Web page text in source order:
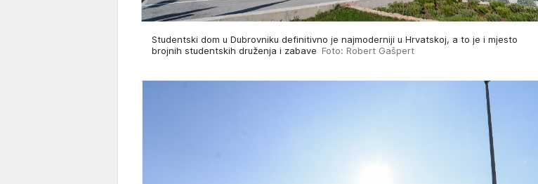
Studentski dom u Dubrovniku definitivno je najmoderniji u Hrvatskoj, a to je i mjesto
brojnih studentskih druženja i zabave Foto: Robert Gašpert